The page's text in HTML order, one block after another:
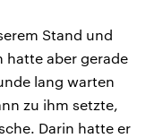
Stand und
hatte aber gerade
lang warten
zu ihm setzte,
Darin hatte er